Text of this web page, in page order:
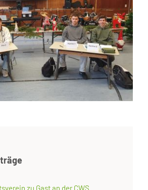
zu Gast an der CWS